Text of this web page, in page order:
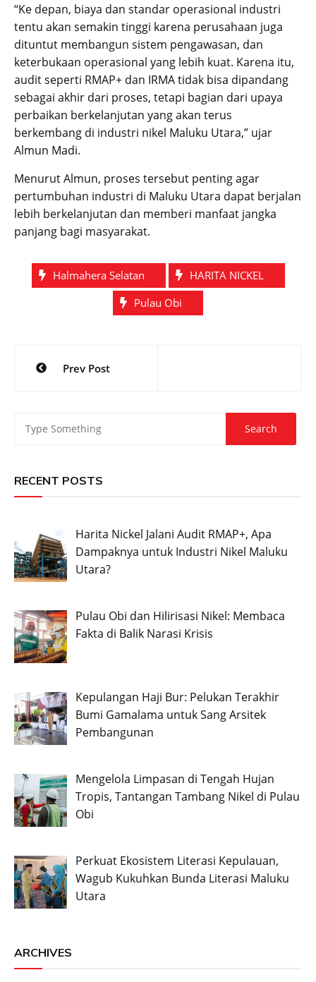
“Ke depan, biaya dan standar operasional industri
tentu akan semakin tinggi karena perusahaan juga
dituntut membangun sistem pengawasan, dan
keterbukaan operasional yang lebih kuat. Karena itu,
audit seperti RMAP+ dan IRMA tidak bisa dipandang
sebagai akhir dari proses, tetapi bagian dari upaya
perbaikan berkelanjutan yang akan terus
berkembang di industri nikel Maluku Utara,” ujar
Almun Madi.
Menurut Almun, proses tersebut penting agar
pertumbuhan industri di Maluku Utara dapat berjalan
lebih berkelanjutan dan memberi manfaat jangka
panjang bagi masyarakat.
Halmahera Selatan
HARITA NICKEL
Pulau Obi
Post
navigation
Prev Post
RECENT POSTS
Harita Nickel Jalani Audit RMAP+, Apa
Dampaknya untuk Industri Nikel Maluku
Utara?
Pulau Obi dan Hilirisasi Nikel: Membaca
Fakta di Balik Narasi Krisis
Kepulangan Haji Bur: Pelukan Terakhir
Bumi Gamalama untuk Sang Arsitek
Pembangunan
Mengelola Limpasan di Tengah Hujan
Tropis, Tantangan Tambang Nikel di Pulau
Obi
Perkuat Ekosistem Literasi Kepulauan,
Wagub Kukuhkan Bunda Literasi Maluku
Utara
ARCHIVES